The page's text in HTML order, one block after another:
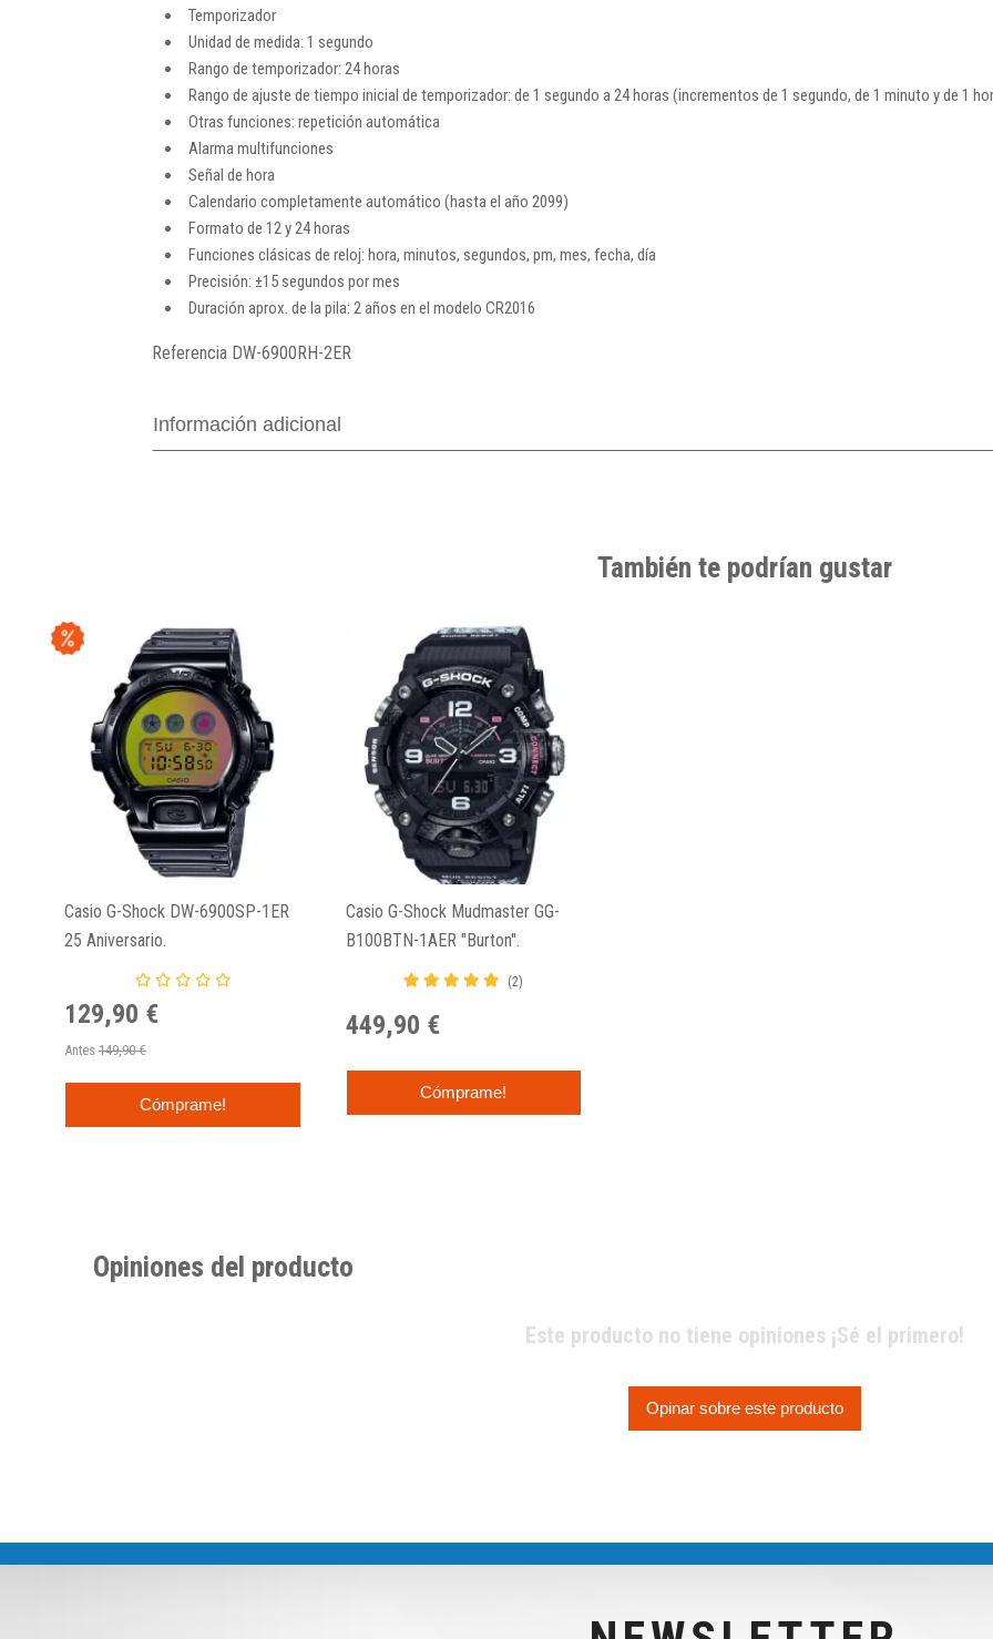
Temporizador
Unidad de medida: 1 segundo
Rango de temporizador: 24 horas
Rango de ajuste de tiempo inicial de temporizador: de 1 segundo a 24 horas (incrementos de 1 segundo, de 1 minuto y de 1
Otras funciones: repetición automática
Alarma multifunciones
Señal de hora
Calendario completamente automático (hasta el año 2099)
Formato de 12 y 24 horas
Funciones clásicas de reloj: hora, minutos, segundos, pm, mes, fecha, día
Precisión: ±15 segundos por mes
Duración aprox. de la pila: 2 años en el modelo CR2016
Referencia DW-6900RH-2ER
Información adicional
También te podrían gustar
Casio G-Shock DW-6900SP-1ER
25 Aniversario.
129,90 €
Antes 149,90 €
Cómprame!
Casio G-Shock Mudmaster GG-
B100BTN-1AER "Burton".
(2)
449,90 €
Cómprame!
Opiniones del producto
Este producto no tiene opiniones ¡Sé el primero!
Opinar sobre este producto